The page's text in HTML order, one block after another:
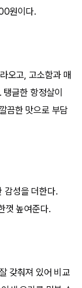
원이다.
오고, 고소함과 매
글한 항정살이
끔한 맛으로 부담
감성을 더한다.
껏 높여준다.
갖춰져 있어 비교